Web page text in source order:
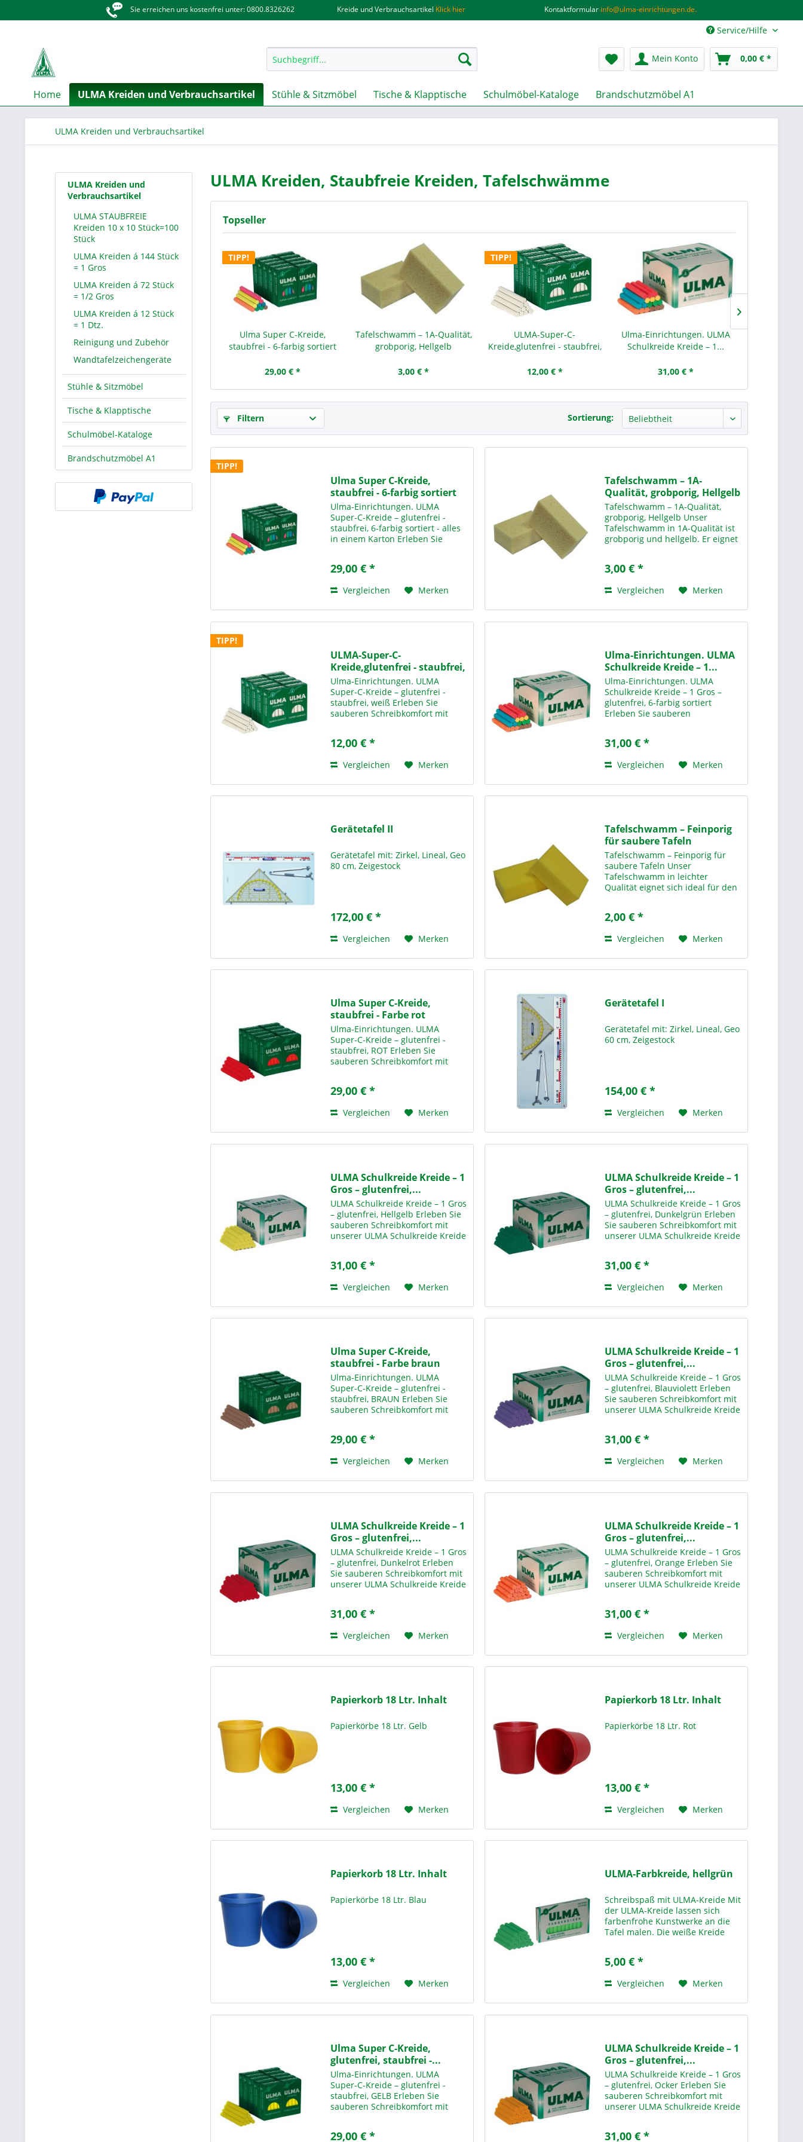
Sie erreichen uns kostenfrei unter: 0800.8326262 Kreide und Verbrauchsartikel Klick hier Kontaktformularinfo@ulma-einrichtungen.de.
Service/Hilfe
Mein Konto 0,00 € *
Home ULMA Kreiden und Verbrauchsartikel Stühle & Sitzmöbel Tische & Klapptische Schulmöbel-Kataloge Brandschutzmöbel A1
ULMA Kreiden und Verbrauchsartikel
ULMA Kreiden und
Verbrauchsartikel
ULMA STAUBFREIE
Kreiden 10 x 10 Stück=100
Stück
ULMA Kreiden á 144 Stück
= 1 Gros
ULMA Kreiden á 72 Stück
= 1/2 Gros
ULMA Kreiden á 12 Stück
= 1 Dtz.
Reinigung und Zubehör
Wandtafelzeichengeräte
Stühle & Sitzmöbel
Tische & Klapptische
Schulmöbel-Kataloge
Brandschutzmöbel A1
ULMA Kreiden, Staubfreie Kreiden, Tafelschwämme
Topseller
TIPP!
Ulma Super C-Kreide,
staubfrei - 6-farbig sortiert
29,00 € *
Tafelschwamm – 1A-Qualität,
grobporig, Hellgelb
3,00 € *
TIPP!
ULMA-Super-C-
Kreide,glutenfrei - staubfrei,
12,00 € *
Ulma-Einrichtungen. ULMA
Schulkreide Kreide – 1...
31,00 € *
Filtern Sortierung:
TIPP!
Ulma Super C-Kreide,
staubfrei - 6-farbig sortiert
Ulma-Einrichtungen. ULMA
Super-C-Kreide – glutenfrei -
staubfrei, 6-farbig sortiert - alles
in einem Karton Erleben Sie
6-farbig sortiert – der idealen
29,00 € *
Vergleichen Merken
Tafelschwamm – 1A-
Qualität, grobporig, Hellgelb
Tafelschwamm – 1A-Qualität,
grobporig, Hellgelb Unser
Tafelschwamm in 1A-Qualität ist
grobporig und hellgelb. Er eignet
Bildungseinrichtungen. Mit den
in der...
3,00 € *
Vergleichen Merken
TIPP!
ULMA-Super-C-
Kreide,glutenfrei - staubfrei,
weiß
Ulma-Einrichtungen. ULMA
Super-C-Kreide – glutenfrei -
staubfrei, weiß Erleben Sie
sauberen Schreibkomfort mit
täglichen Einsatz in Schulen,
12,00 € *
Vergleichen Merken
Ulma-Einrichtungen. ULMA
Schulkreide Kreide – 1...
Ulma-Einrichtungen. ULMA
Schulkreide Kreide – 1 Gros –
glutenfrei, 6-farbig sortiert
Erleben Sie sauberen
6-farbig sortiert – der idealen
in...
31,00 € *
Vergleichen Merken
Gerätetafel II
Gerätetafel mit: Zirkel, Lineal, Geo
80 cm, Zeigestock
172,00 € *
Vergleichen Merken
Tafelschwamm – Feinporig
für saubere Tafeln
Tafelschwamm – Feinporig für
saubere Tafeln Unser
Tafelschwamm in leichter
Qualität eignet sich ideal für den
Maßen 16 x 10 x 6 cm liegt er gut
2,00 € *
Vergleichen Merken
Ulma Super C-Kreide,
staubfrei - Farbe rot
Ulma-Einrichtungen. ULMA
Super-C-Kreide – glutenfrei -
staubfrei, ROT Erleben Sie
sauberen Schreibkomfort mit
täglichen Einsatz in Schulen,
29,00 € *
Vergleichen Merken
Gerätetafel I
Gerätetafel mit: Zirkel, Lineal, Geo
60 cm, Zeigestock
154,00 € *
Vergleichen Merken
ULMA Schulkreide Kreide – 1
Gros – glutenfrei,...
ULMA Schulkreide Kreide – 1 Gros
– glutenfrei, Hellgelb Erleben Sie
sauberen Schreibkomfort mit
unserer ULMA Schulkreide Kreide
in Schulen,
31,00 € *
Vergleichen Merken
ULMA Schulkreide Kreide – 1
Gros – glutenfrei,...
ULMA Schulkreide Kreide – 1 Gros
– glutenfrei, Dunkelgrün Erleben
Sie sauberen Schreibkomfort mit
unserer ULMA Schulkreide Kreide
Einsatz in Schulen,
31,00 € *
Vergleichen Merken
Ulma Super C-Kreide,
staubfrei - Farbe braun
Ulma-Einrichtungen. ULMA
Super-C-Kreide – glutenfrei -
staubfrei, BRAUN Erleben Sie
sauberen Schreibkomfort mit
den täglichen Einsatz in Schulen,
29,00 € *
Vergleichen Merken
ULMA Schulkreide Kreide – 1
Gros – glutenfrei,...
ULMA Schulkreide Kreide – 1 Gros
– glutenfrei, Blauviolett Erleben
Sie sauberen Schreibkomfort mit
unserer ULMA Schulkreide Kreide
in Schulen,
31,00 € *
Vergleichen Merken
ULMA Schulkreide Kreide – 1
Gros – glutenfrei,...
ULMA Schulkreide Kreide – 1 Gros
– glutenfrei, Dunkelrot Erleben
Sie sauberen Schreibkomfort mit
unserer ULMA Schulkreide Kreide
in Schulen,
31,00 € *
Vergleichen Merken
ULMA Schulkreide Kreide – 1
Gros – glutenfrei,...
ULMA Schulkreide Kreide – 1 Gros
– glutenfrei, Orange Erleben Sie
sauberen Schreibkomfort mit
unserer ULMA Schulkreide Kreide
in Schulen,
kreativen...
31,00 € *
Vergleichen Merken
Papierkorb 18 Ltr. Inhalt
Papierkörbe 18 Ltr. Gelb
13,00 € *
Vergleichen Merken
Papierkorb 18 Ltr. Inhalt
Papierkörbe 18 Ltr. Rot
13,00 € *
Vergleichen Merken
Papierkorb 18 Ltr. Inhalt
Papierkörbe 18 Ltr. Blau
13,00 € *
Vergleichen Merken
ULMA-Farbkreide, hellgrün
Schreibspaß mit ULMA-Kreide Mit
der ULMA-Kreide lassen sich
farbenfrohe Kunstwerke an die
Tafel malen. Die weiße Kreide
überzeugen und empfiehlt sich
5,00 € *
Vergleichen Merken
Ulma Super C-Kreide,
glutenfrei, staubfrei -...
Ulma-Einrichtungen. ULMA
Super-C-Kreide – glutenfrei -
staubfrei, GELB Erleben Sie
sauberen Schreibkomfort mit
den täglichen Einsatz in Schulen,
29,00 € *
ULMA Schulkreide Kreide – 1
Gros – glutenfrei,...
ULMA Schulkreide Kreide – 1 Gros
– glutenfrei, Ocker Erleben Sie
sauberen Schreibkomfort mit
unserer ULMA Schulkreide Kreide
in Schulen,
31,00 € *